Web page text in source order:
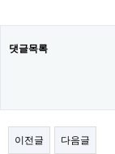
댓글목록
이전글 다음글